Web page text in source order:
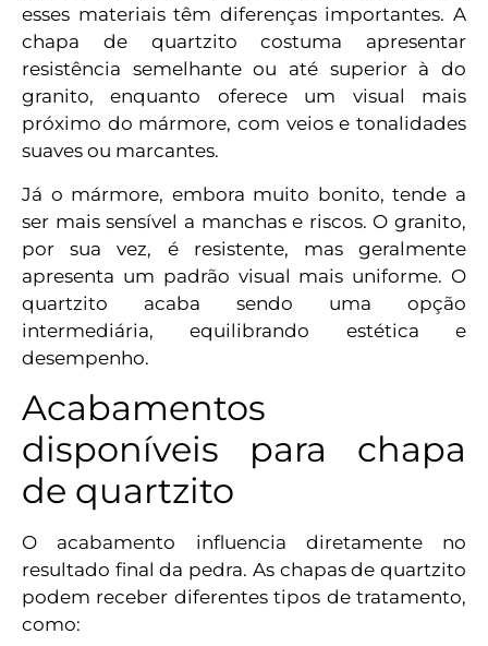
esses materiais têm diferenças importantes. A
chapa de quartzito costuma apresentar
resistência semelhante ou até superior à do
granito, enquanto oferece um visual mais
próximo do mármore, com veios e tonalidades
suaves ou marcantes.
Já o mármore, embora muito bonito, tende a
ser mais sensível a manchas e riscos. O granito,
por sua vez, é resistente, mas geralmente
apresenta um padrão visual mais uniforme. O
quartzito acaba sendo uma opção
intermediária, equilibrando estética e
desempenho.
Acabamentos
disponíveis para chapa
de quartzito
O acabamento influencia diretamente no
resultado final da pedra. As chapas de quartzito
podem receber diferentes tipos de tratamento,
como: